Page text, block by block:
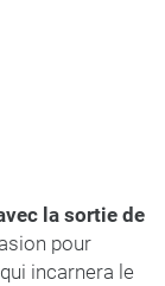
la sortie de
pour
incarnera le